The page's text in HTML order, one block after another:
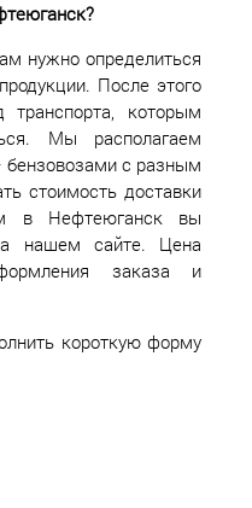
нужно определиться
После этого
которым
Мы располагаем
бензовозами с разным
стоимость доставки
в Нефтеюганск вы
нашем сайте. Цена
заказа и
короткую форму